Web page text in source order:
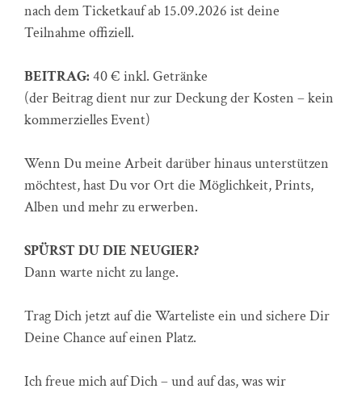
nach dem Ticketkauf ab 15.09.2026 ist deine
Teilnahme offiziell.
BEITRAG: 40 € inkl. Getränke
(der Beitrag dient nur zur Deckung der Kosten – kein
kommerzielles Event)
Wenn Du meine Arbeit darüber hinaus unterstützen
möchtest, hast Du vor Ort die Möglichkeit, Prints,
Alben und mehr zu erwerben.
SPÜRST DU DIE NEUGIER?
Dann warte nicht zu lange.
Trag Dich jetzt auf die Warteliste ein und sichere Dir
Deine Chance auf einen Platz.
Ich freue mich auf Dich – und auf das, was wir